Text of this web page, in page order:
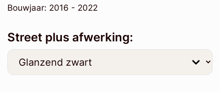
Bouwjaar: 2016 - 2022
Street plus afwerking: